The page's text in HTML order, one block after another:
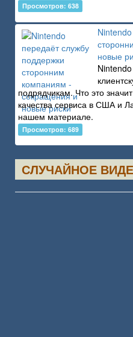
Просмотров: 638
новые
подрядчикам. Что это
качества сервиса в США и
нашем материале.
Просмотров: 689
СЛУЧАЙНОЕ